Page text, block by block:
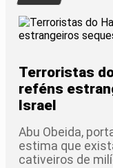
Terroristas
reféns
Israel
Abu Obeida,
estima que
cativeiros de